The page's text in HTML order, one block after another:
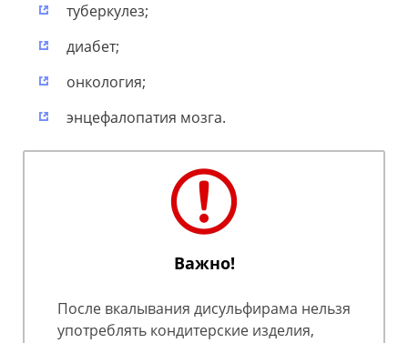
туберкулез;
диабет;
онкология;
энцефалопатия мозга.
Важно!
После вкалывания дисульфирама нельзя
употреблять кондитерские изделия,